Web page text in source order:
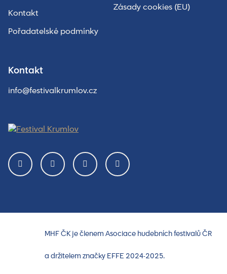
Kontakt
Pořadatelské podmínky
Zásady cookies (EU)
Kontakt
info@festivalkrumlov.cz
MHF ČK je členem Asociace hudebních festivalů ČR
a držitelem značky EFFE 2024-2025.